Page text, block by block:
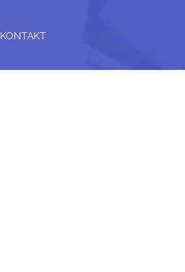
KONTAKT